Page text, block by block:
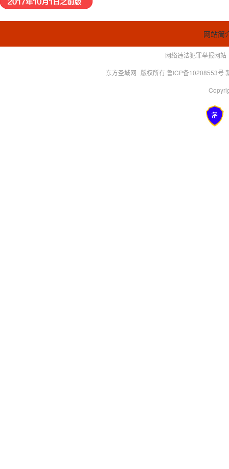
网站简
网络违法犯罪举报网站
东方圣城网 版权所有 鲁ICP备10208553号